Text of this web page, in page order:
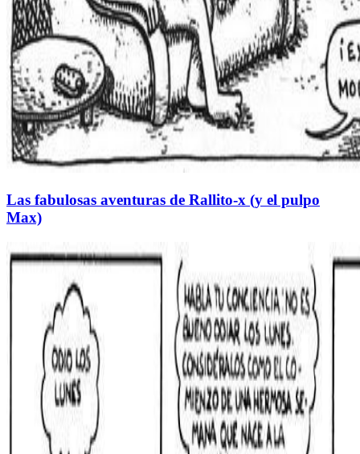
Las fabulosas aventuras de Rallito-x (y el pulpo
Max)